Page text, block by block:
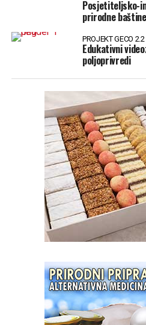
Posjetiteljsko-
prirodne
PROJEKT GECO 2.2
Edukativni
poljoprivredi